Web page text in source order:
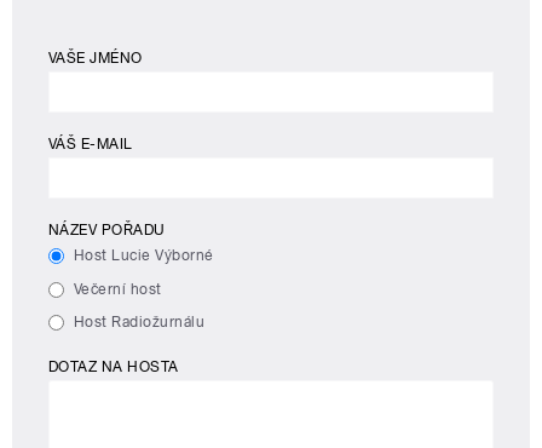
VAŠE JMÉNO
VÁŠ E-MAIL
NÁZEV POŘADU
Host Lucie Výborné
Večerní host
Host Radiožurnálu
DOTAZ NA HOSTA